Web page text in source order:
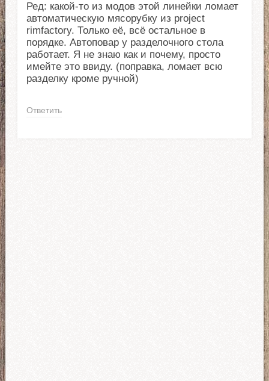
Ред: какой-то из модов этой линейки ломает
автоматическую мясорубку из project
rimfactory. Только её, всё остальное в
порядке. Автоповар у разделочного стола
работает. Я не знаю как и почему, просто
имейте это ввиду. (поправка, ломает всю
разделку кроме ручной)
Ответить